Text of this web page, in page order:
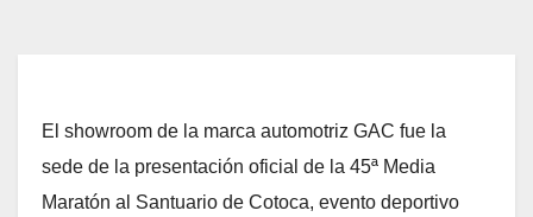
El showroom de la marca automotriz GAC fue la
sede de la presentación oficial de la 45ª Media
Maratón al Santuario de Cotoca, evento deportivo